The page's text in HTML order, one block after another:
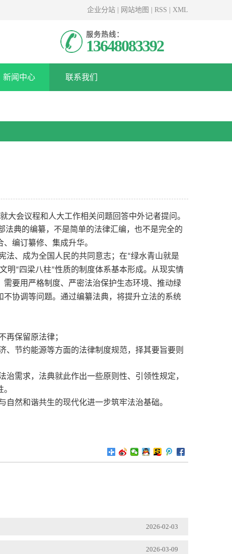
企业分站 网站地图 RSS XML
服务热线：
13648083392
新闻中心 联系我们
大会议程和人大工作相关问题回答中外记者提问。
法典的编纂，不是简单的法律汇编，也不是完全的
编订纂修、集成升华。
法、成为全国人民的共同意志；在“绿水青山就是
明“四梁八柱”性质的制度体系基本形成。从现实情
要用严格制度、严密法治保护生态环境、推动绿
协调等问题。通过编纂法典，将提升立法的系统
再保留原法律；
、节约能源等方面的法律制度规范，择其要旨要则
需求，法典就此作出一些原则性、引领性规定，
自然和谐共生的现代化进一步筑牢法治基础。
2026-02-03
2026-03-09